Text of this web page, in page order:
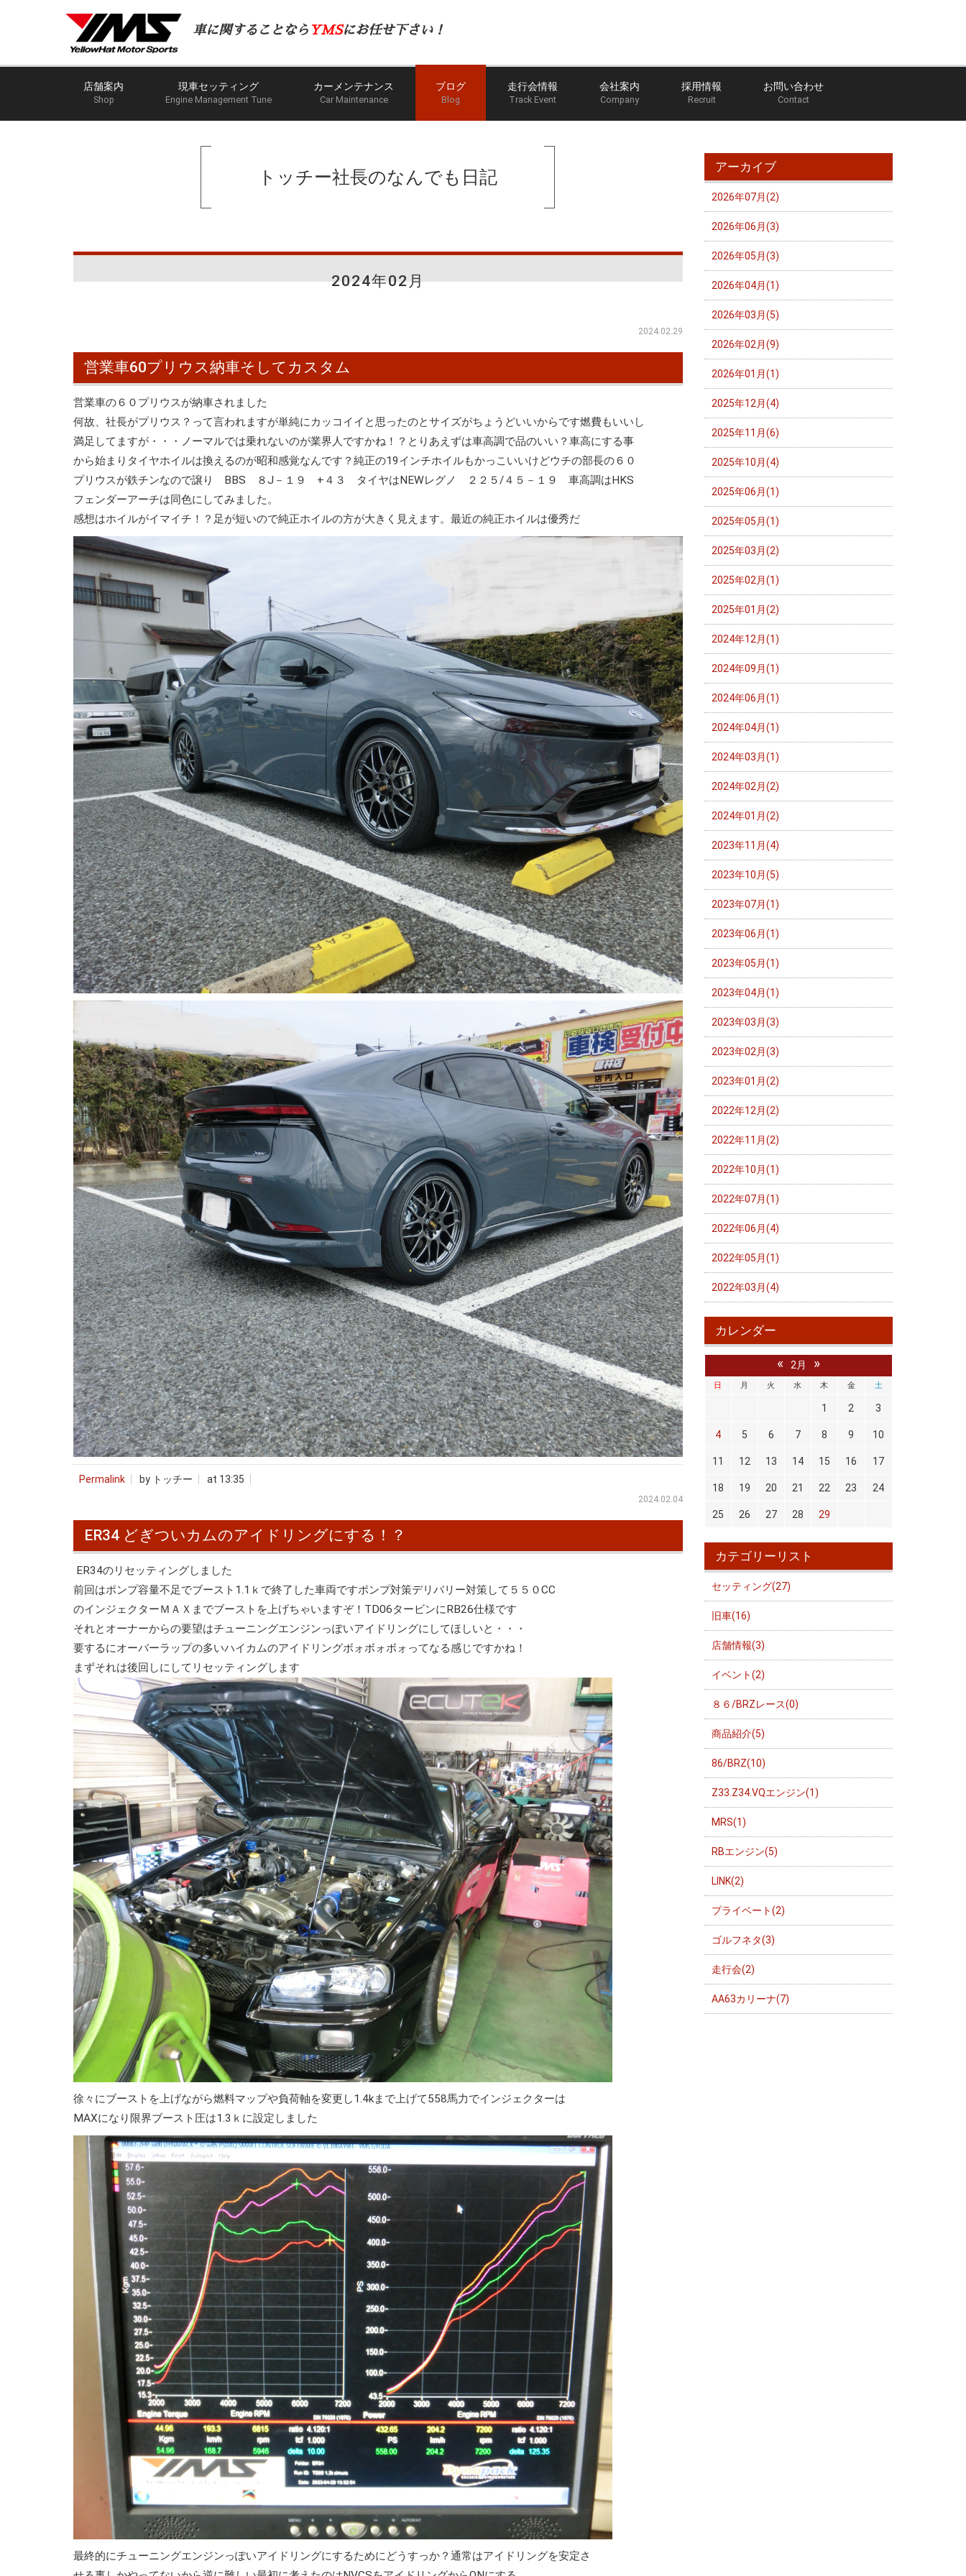
車に関することなら YMSにお任せ下さい！
店舗案内
Shop
現車セッティング
Engine Management Tune
カーメンテナンス
Car Maintenance
ブログ
Blog
走行会情報
Track Event
会社案内
Company
採用情報
Recruit
お問い合わせ
Contact
ホーム ブログ トッチー社長のなんでも日記 アーカイブ 2024年02月
トッチー社長のなんでも日記
2024年02月
2024.02.29
営業車60プリウス納車そしてカスタム
営業車の６０プリウスが納車されました
何故、社長がプリウス？って言われますが単純にカッコイイと思ったのとサイズがちょうどいいからです燃費もいいし
満足してますが・・・ノーマルでは乗れないのが業界人ですかね！？とりあえずは車高調で品のいい？車高にする事
から始まりタイヤホイルは換えるのが昭和感覚なんです？純正の19インチホイルもかっこいいけどウチの部長の６０
プリウスが鉄チンなので譲り BBS ８J－１９ +４３ タイヤはNEWレグノ ２２５/４５－１９ 車高調はHKS
フェンダーアーチは同色にしてみました。
感想はホイルがイマイチ！？足が短いので純正ホイルの方が大きく見えます。最近の純正ホイルは優秀だ
Permalink by トッチー at 13:35
2024.02.04
ER34 どぎついカムのアイドリングにする！？
ER34のリセッティングしました
前回はポンプ容量不足でブースト1.1ｋで終了した車両ですポンプ対策デリバリー対策して５５０CC
のインジェクターＭＡＸまでブーストを上げちゃいますぞ！TD06タービンにRB26仕様です
それとオーナーからの要望はチューニングエンジンっぽいアイドリングにしてほしいと・・・
要するにオーバーラップの多いハイカムのアイドリングボォボォボォってなる感じですかね！
まずそれは後回しにしてリセッティングします
徐々にブーストを上げながら燃料マップや負荷軸を変更し1.4kまで上げて558馬力でインジェクターは
MAXになり限界ブースト圧は1.3ｋに設定しました
最終的にチューニングエンジンっぽいアイドリングにするためにどうすっか？通常はアイドリングを安定さ
アーカイブ
2026年07月(2)
2026年06月(3)
2026年05月(3)
2026年04月(1)
2026年03月(5)
2026年02月(9)
2026年01月(1)
2025年12月(4)
2025年11月(6)
2025年10月(4)
2025年06月(1)
2025年05月(1)
2025年03月(2)
2025年02月(1)
2025年01月(2)
2024年12月(1)
2024年09月(1)
2024年06月(1)
2024年04月(1)
2024年03月(1)
2024年02月(2)
2024年01月(2)
2023年11月(4)
2023年10月(5)
2023年07月(1)
2023年06月(1)
2023年05月(1)
2023年04月(1)
2023年03月(3)
2023年02月(3)
2023年01月(2)
2022年12月(2)
2022年11月(2)
2022年10月(1)
2022年07月(1)
2022年06月(4)
2022年05月(1)
2022年03月(4)
カレンダー
« 2月 »
日 月 火 水 木 金 土
1 2 3
4 5 6 7 8 9 10
11 12 13 14 15 16 17
18 19 20 21 22 23 24
25 26 27 28 29
カテゴリーリスト
セッティング(27)
旧車(16)
店舗情報(3)
イベント(2)
８６/BRZレース(0)
商品紹介(5)
86/BRZ(10)
Z33.Z34.VQエンジン(1)
MRS(1)
RBエンジン(5)
LINK(2)
プライベート(2)
ゴルフネタ(3)
走行会(2)
AA63カリーナ(7)